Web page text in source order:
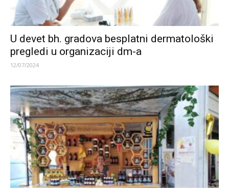
U devet bh. gradova besplatni dermatološki
pregledi u organizaciji dm-a
12/07/2024